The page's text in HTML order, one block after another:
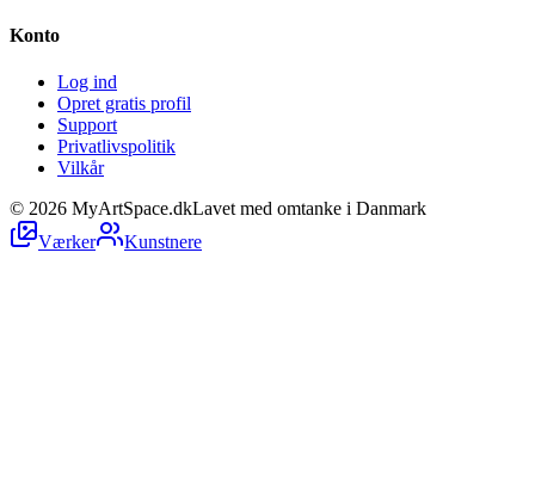
Konto
Log ind
Opret gratis profil
Support
Privatlivspolitik
Vilkår
© 2026 MyArtSpace.dkLavet med omtanke i Danmark
Værker
Kunstnere